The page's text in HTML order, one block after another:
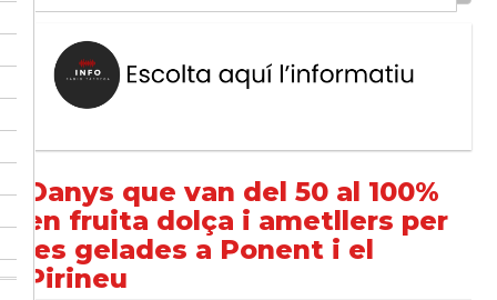
Danys que van del 50 al 100%
en fruita dolça i ametllers per
les gelades a Ponent i el
Pirineu